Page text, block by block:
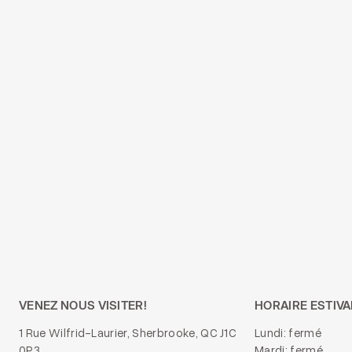
VENEZ NOUS VISITER!
1 Rue Wilfrid-Laurier, Sherbrooke, QC J1C
HORAIRE
Lundi: fermé